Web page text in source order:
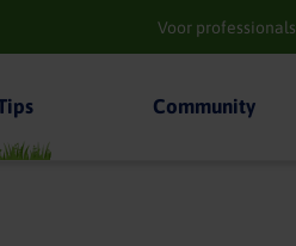
Voor professionals
Community